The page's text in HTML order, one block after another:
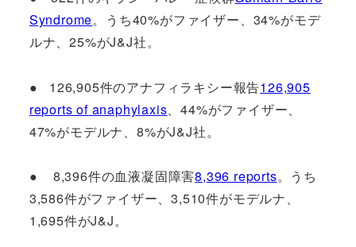
Syndrome。うち40%がファイザー、34%がモデ
ルナ、25%がJ&J社。
● 126,905件のアナフィラキシー報告126,905
reports of anaphylaxis 、44%がファイザー、
47%がモデルナ、8%がJ&J社。
● 8,396件の血液凝固障害8,396 reports。うち
3,586件がファイザー、3,510件がモデルナ、
1,695件がJ&J。